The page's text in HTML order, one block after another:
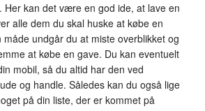
Her kan det være en god ide, at lave en
alle dem du skal huske at købe en
måde undgår du at miste overblikket og
at købe en gave. Du kan eventuelt
mobil, så du altid har den ved
og handle. Således kan du også lige
på din liste, der er kommet på